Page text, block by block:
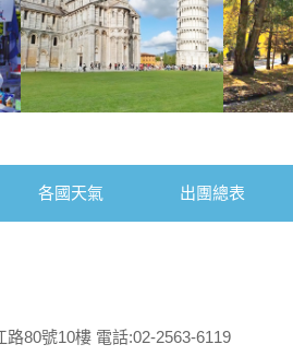
天明
的帶領與貼心安排
貝貝很親切
、逛街時間會太短。沒想到領隊魯
充實。住宿品質優良，餐食也相當
各國天氣 出團總表
路80號10樓 電話:02-2563-6119